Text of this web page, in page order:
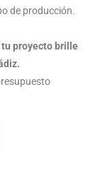
de producción.
tu proyecto brille